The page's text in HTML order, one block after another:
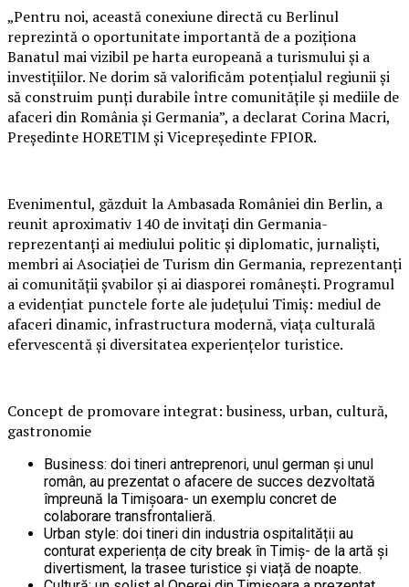
„Pentru noi, această conexiune directă cu Berlinul
reprezintă o oportunitate importantă de a poziționa
Banatul mai vizibil pe harta europeană a turismului și a
investițiilor. Ne dorim să valorificăm potențialul regiunii și
să construim punți durabile între comunitățile și mediile de
afaceri din România și Germania”, a declarat Corina Macri,
Președinte HORETIM și Vicepreședinte FPIOR.
Evenimentul, găzduit la Ambasada României din Berlin, a
reunit aproximativ 140 de invitați din Germania-
reprezentanți ai mediului politic și diplomatic, jurnaliști,
membri ai Asociației de Turism din Germania, reprezentanți
ai comunității șvabilor și ai diasporei românești. Programul
a evidențiat punctele forte ale județului Timiș: mediul de
afaceri dinamic, infrastructura modernă, viața culturală
efervescentă și diversitatea experiențelor turistice.
Concept de promovare integrat: business, urban, cultură,
gastronomie
Business: doi tineri antreprenori, unul german și unul
român, au prezentat o afacere de succes dezvoltată
împreună la Timișoara- un exemplu concret de
colaborare transfrontalieră.
Urban style: doi tineri din industria ospitalității au
conturat experiența de city break în Timiș- de la artă și
divertisment, la trasee turistice și viață de noapte.